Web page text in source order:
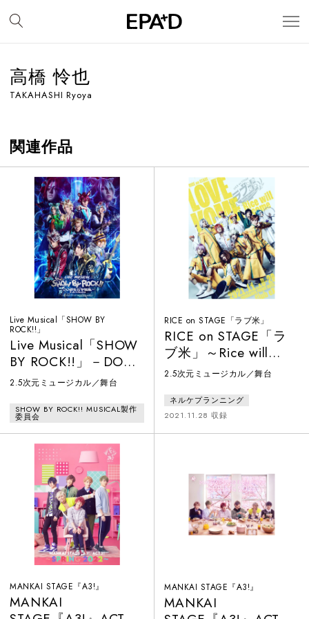
高橋 怜也
TAKAHASHI Ryoya
関連作品
Live Musical「SHOW BY
ROCK!!」
Live Musical「SHOW
BY ROCK!!」－DO根
性北学園編－夜と黒
2.5次元ミュージカル／舞台
SHOW BY ROCK!! MUSICAL製作
委員会
RICE on STAGE「ラブ米」
RICE on STAGE「ラ
ブ米」～Rice will
come～
2.5次元ミュージカル／舞台
ネルケプランニング
2021.11.28 収録
MANKAI STAGE『A3!』
MANKAI
MANKAI STAGE『A3!』
MANKAI